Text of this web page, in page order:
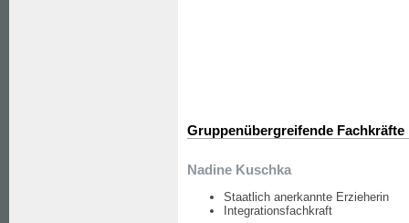
Gruppenübergreifende Fachkräfte
Nadine Kuschka
Staatlich anerkannte Erzieherin
Integrationsfachkraft